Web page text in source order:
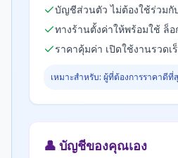
บัญชีส่วนตัว ไม่ต้องใช้ร่วมกั
ทางร้านตั้งค่าให้พร้อมใช้ ล็
ราคาคุ้มค่า เปิดใช้งานรวดเ
เหมาะสำหรับ: ผู้ที่ต้องการราคาดีที่
👤 บัญชีของคุณเอง